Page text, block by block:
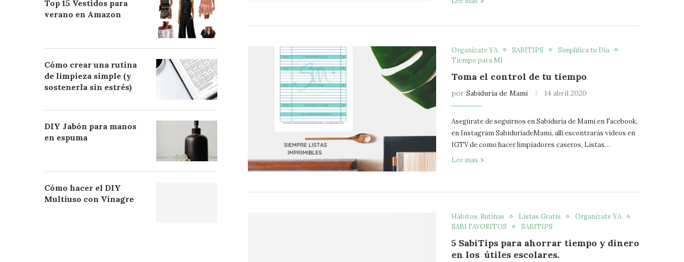
Organízate YA SABITIPS
Simplifica tu Día
Tiempo para MI
Toma el control de tu tiempo
porSabiduria de Mami 14 abril 2020
Asegúrate de seguirnos en Sabiduría de Mami en Facebook,
en Instagram SabiduríadeMami, allí escontrarás videos en
IGTV de como hacer limpiadores caseros, Listas…
Lee mas
Hábitos, Rutinas Listas Gratis
Organízate YA
SABI FAVORITOS
SABITIPS
5 SabiTips para ahorrar tiempo y dinero
en los útiles escolares.
Top 15 Vestidos para
verano en Amazon
Cómo crear una rutina
de limpieza simple (y
sostenerla sin estrés)
DIY Jabón para manos
en espuma
Cómo hacer el DIY
Multiuso con Vinagre